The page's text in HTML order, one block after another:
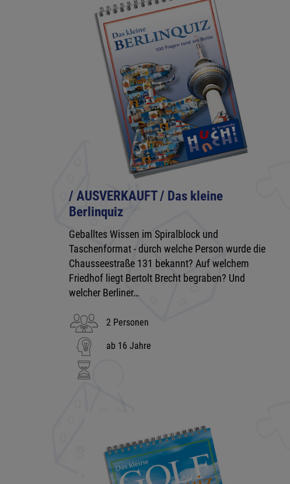
/ AUSVERKAUFT / Das kleine
Berlinquiz
Geballtes Wissen im Spiralblock und
Taschenformat - durch welche Person wurde die
Chausseestraße 131 bekannt? Auf welchem
Friedhof liegt Bertolt Brecht begraben? Und
welcher Berliner…
2 Personen
ab 16 Jahre